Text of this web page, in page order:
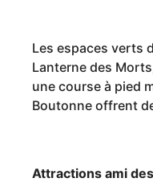
Les espaces verts
Lanterne des
une course à pied
Boutonne offrent
Attractions ami